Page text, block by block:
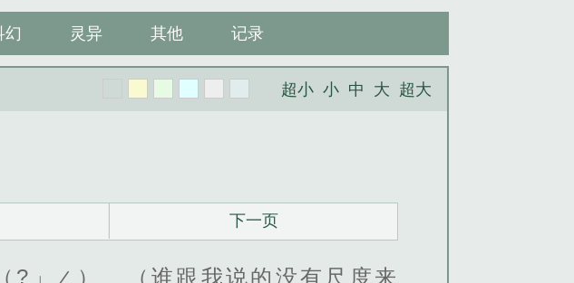
幻 灵异 其他 记录
超小 小 中 大 超大
下一页
?」∠）＿（谁跟我说的没有尺度来